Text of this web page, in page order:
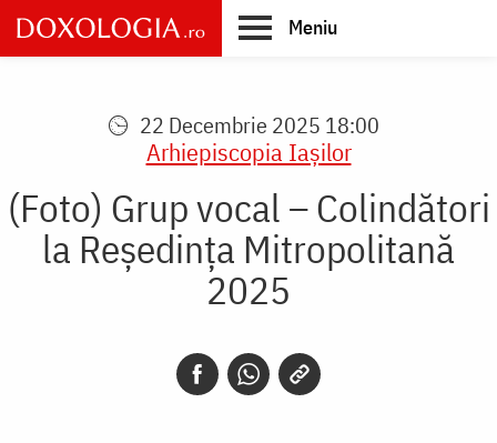
Skip
to
main
Meniu
22 Decembrie 2025 18:00
Arhiepiscopia Iaşilor
(Foto) Grup vocal – Colindători
la Reședința Mitropolitană
2025